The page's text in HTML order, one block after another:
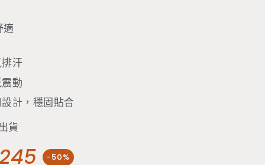
適
汗
動
計，穩固貼合
貨
-50%